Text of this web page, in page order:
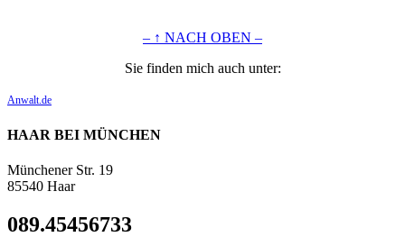
– ↑ NACH OBEN –
Sie finden mich auch unter:
Anwalt.de
HAAR BEI MÜNCHEN
Münchener Str. 19
85540 Haar
089.45456733